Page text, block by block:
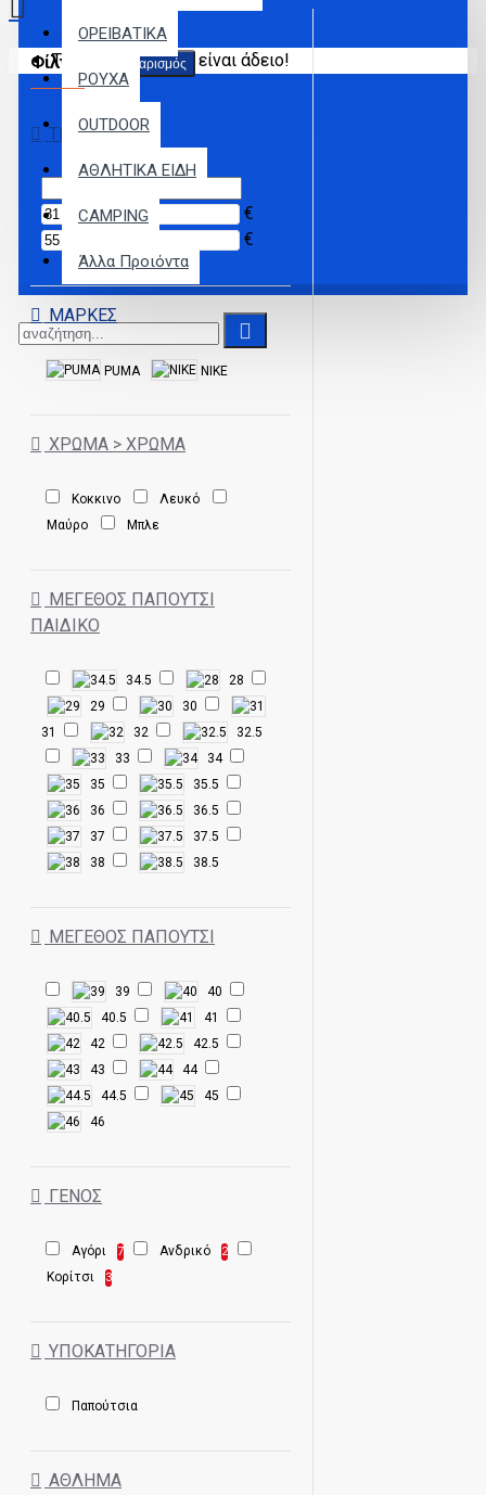
ΟΡΕΙΒΑΤΙΚΑ
ΡΟΥΧΑ
OUTDOOR
ΑΘΛΗΤΙΚΑ ΕΙΔΗ
CAMPING
Άλλα Προιόντα
Το καλάθι αγορών είναι άδειο!
Φίλτρα Καθαρισμός
ΤΙΜΉ
€
€
ΜΆΡΚΕΣ
PUMA NIKE
ΧΡΏΜΑ > ΧΡΏΜΑ
Κοκκινο
Λευκό
Μαύρο
Μπλε
ΜΈΓΕΘΟΣ ΠΑΠΟΥΤΣΙ
ΠΑΙΔΙΚΌ
34.5
28
29
30
31
32
32.5
33
34
35
35.5
36
36.5
37
37.5
38
38.5
ΜΕΓΕΘΟΣ ΠΑΠΟΎΤΣΙ
39
40
40.5
41
42
42.5
43
44
44.5
45
46
ΓΈΝΟΣ
Αγόρι 7 Ανδρικό 2
Κορίτσι 3
ΥΠΟΚΑΤΗΓΟΡΊΑ
Παπούτσια
ΆΘΛΗΜΑ